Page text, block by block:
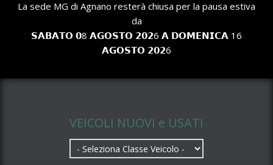
La sede MG di Agnano resterà chiusa per la pausa estiva
da
𝗦𝗔𝗕𝗔𝗧𝗢 𝟬8 𝗔𝗚𝗢𝗦𝗧𝗢 𝟮𝟬𝟮6 𝗔 𝗗𝗢𝗠𝗘𝗡𝗜𝗖𝗔 16
𝗔𝗚𝗢𝗦𝗧𝗢 𝟮𝟬𝟮6
VEICOLI NUOVI e USATI